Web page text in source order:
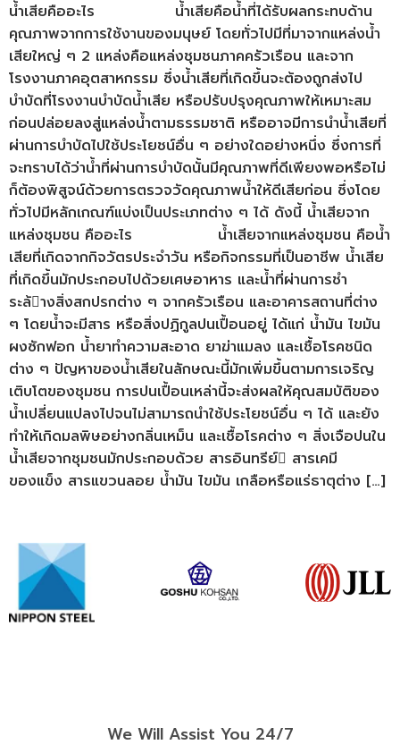
น้ำเสียคืออะไร น้ำเสียคือน้ำที่ได้รับผลกระทบด้าน
คุณภาพจากการใช้งานของมนุษย์ โดยทั่วไปมีที่มาจากแหล่งน้ำ
เสียใหญ่ ๆ 2 แหล่งคือแหล่งชุมชนภาคครัวเรือน และจาก
โรงงานภาคอุตสาหกรรม ซึ่งน้ำเสียที่เกิดขึ้นจะต้องถูกส่งไป
บำบัดที่โรงงานบำบัดน้ำเสีย หรือปรับปรุงคุณภาพให้เหมาะสม
ก่อนปล่อยลงสู่แหล่งน้ำตามธรรมชาติ หรืออาจมีการนำน้ำเสียที่
ผ่านการบำบัดไปใช้ประโยชน์อื่น ๆ อย่างใดอย่างหนึ่ง ซึ่งการที่
จะทราบได้ว่าน้ำที่ผ่านการบำบัดนั้นมีคุณภาพที่ดีเพียงพอหรือไม่
ก็ต้องพิสูจน์ด้วยการตรวจวัดคุณภาพน้ำให้ดีเสียก่อน ซึ่งโดย
ทั่วไปมีหลักเกณฑ์แบ่งเป็นประเภทต่าง ๆ ได้ ดังนี้ น้ำเสียจาก
แหล่งชุมชน คืออะไร น้ำเสียจากแหล่งชุมชน คือน้ำ
เสียที่เกิดจากกิจวัตรประจําวัน หรือกิจกรรมที่เป็นอาชีพ น้ำเสีย
ที่เกิดขึ้นมักประกอบไปด้วยเศษอาหาร และน้ำที่ผ่านการชํา
ระล้างสิ่งสกปรกต่าง ๆ จากครัวเรือน และอาคารสถานที่ต่าง
ๆ โดยน้ำจะมีสาร หรือสิ่งปฏิกูลปนเปื้อนอยู่ ได้แก่ น้ำมัน ไขมัน
ผงซักฟอก น้ำยาทำความสะอาด ยาฆ่าแมลง และเชื้อโรคชนิด
ต่าง ๆ ปัญหาของน้ำเสียในลักษณะนี้มักเพิ่มขึ้นตามการเจริญ
เติบโตของชุมชน การปนเปื้อนเหล่านี้จะส่งผลให้คุณสมบัติของ
น้ำเปลี่ยนแปลงไปจนไม่สามารถนําใช้ประโยชน์อื่น ๆ ได้ และยัง
ทำให้เกิดมลพิษอย่างกลิ่นเหม็น และเชื้อโรคต่าง ๆ สิ่งเจือปนใน
น้ำเสียจากชุมชนมักประกอบด้วย สารอินทรีย์ สารเคมี
ของแข็ง สารแขวนลอย น้ำมัน ไขมัน เกลือหรือแร่ธาตุต่าง […]
We Will Assist You 24/7